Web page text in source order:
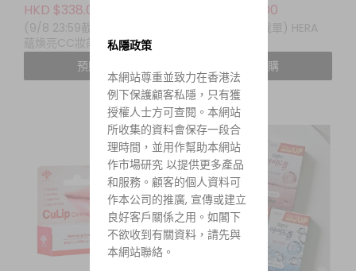
HKD $338.00
(9/8 23:59截單) SK-II 光
蘊煥亮CC妝前乳 SPF50+
PA++++ 30g
預購
HKD $169.00
(9/8 23:59截單) HERA
預購
私隱政策
本網站尊重並致力在香港法
例下保護顧客私隱，只有獲
授權人士方可查閱。本網站
所收集的資料會保存一段合
理時間，並用作幫助本網站
作市場研究 以提供更多產品
和服務。顧客的個人資料可
作本公司的推廣, 宣傳或建立
良好客戶關係之用。如閣下
不欲收到有關資料，請先與
本網站聯絡。